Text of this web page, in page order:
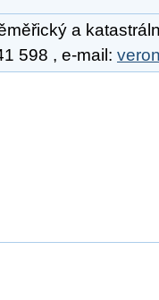
a
598 , e-mail: